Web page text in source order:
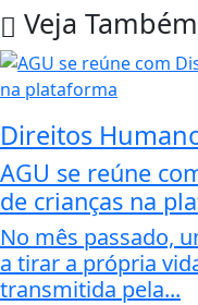
Veja Também
Direitos
AGU se reúne
de crianças na
No mês passado,
a tirar a própria
transmitida pela...